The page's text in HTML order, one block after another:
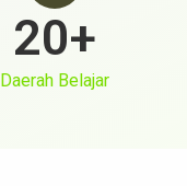
20+
Daerah Belajar